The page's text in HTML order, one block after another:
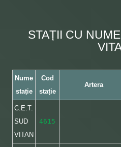
STAȚII CU
Nume
stație
Cod
stație
Artera
C.E.T.
SUD
VITAN
4615